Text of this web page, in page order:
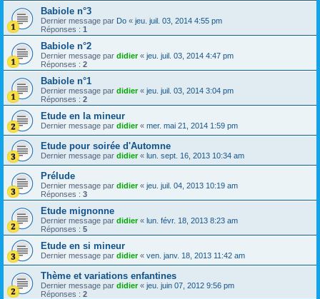
Babiole n°3
Dernier message par Do « jeu. juil. 03, 2014 4:55 pm
Réponses : 1
Babiole n°2
Dernier message par didier« jeu. juil. 03, 2014 4:47 pm
Réponses : 2
Babiole n°1
Dernier message par didier« jeu. juil. 03, 2014 3:04 pm
Réponses : 2
Etude en la mineur
Dernier message par didier« mer. mai 21, 2014 1:59 pm
Etude pour soirée d'Automne
Dernier message par didier« lun. sept. 16, 2013 10:34 am
Prélude
Dernier message par didier« jeu. juil. 04, 2013 10:19 am
Réponses : 3
Etude mignonne
Dernier message par didier« lun. févr. 18, 2013 8:23 am
Réponses : 5
Etude en si mineur
Dernier message par didier« ven. janv. 18, 2013 11:42 am
Thème et variations enfantines
Dernier message par didier« jeu. juin 07, 2012 9:56 pm
Réponses : 2